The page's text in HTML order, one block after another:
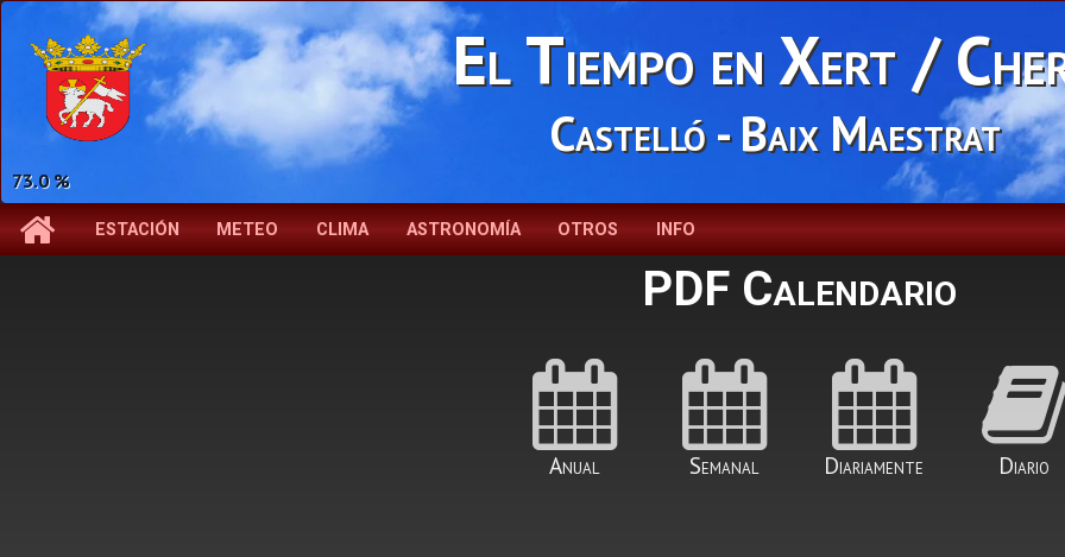
73.0 %
El Tiempo en Xert /
Castelló - Baix Maestrat
ESTACIÓN METEO CLIMA ASTRONOMÍA OTROS INFO
PDF Calendario
Anual Semanal Diariamente Diario